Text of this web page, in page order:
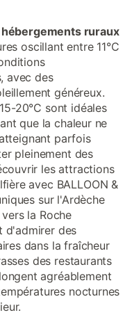
hébergements ruraux
oscillant entre 11°C
avec des
généreux.
20°C sont idéales
que la chaleur ne
parfois
pleinement des
les attractions
avec BALLOON &
sur l'Ardèche
la Roche
d'admirer des
dans la fraîcheur
des restaurants
agréablement
nocturnes